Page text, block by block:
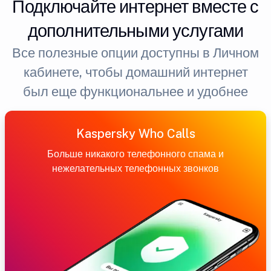
Подключайте интернет вместе с
дополнительными услугами
Все полезные опции доступны в Личном
кабинете, чтобы домашний интернет
был еще функциональнее и удобнее
Kaspersky Who Calls
Больше никакого телефонного спама и
нежелательных телефонных звонков